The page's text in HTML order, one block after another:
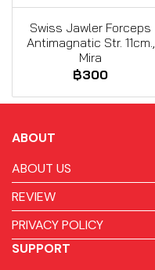
Swiss Jawler Forceps
Antimagnatic Str. 11cm.,
Mira
฿300
ABOUT
ABOUT US
REVIEW
PRIVACY POLICY
SUPPORT